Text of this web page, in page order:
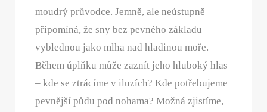
moudrý průvodce. Jemně, ale neústupně
připomíná, že sny bez pevného základu
vyblednou jako mlha nad hladinou moře.
Během úplňku může zaznít jeho hluboký hlas
– kde se ztrácíme v iluzích? Kde potřebujeme
pevnější půdu pod nohama? Možná zjistíme,